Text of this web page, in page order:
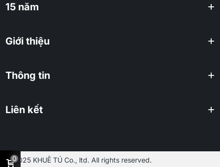
15 năm
Giới thiệu
Thông tin
Liên kết
2025 KHUÊ TÚ Co., ltd. All rights reserved.
0